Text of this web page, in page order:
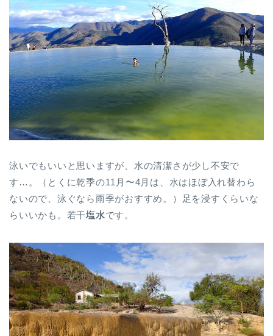
泳いでもいいと思いますが、水の清潔さが少し不安で
す…。（とくに乾季の11月〜4月は、水はほぼ入れ替わら
ないので、泳ぐなら雨季がおすすめ。）足を浸すくらいな
らいいかも。若干塩水です。